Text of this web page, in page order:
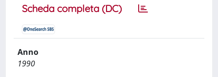
Scheda completa (DC)
Anno
1990